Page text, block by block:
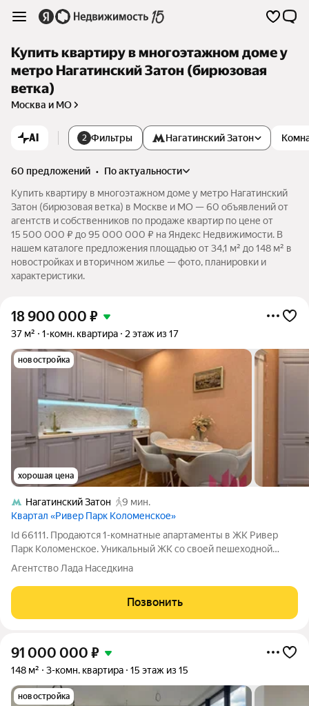
Купить квартиру в многоэтажном доме у
метро Нагатинский Затон (бирюзовая
ветка)
Москва и МО
AI 2 Фильтры Нагатинский Затон
60 предложений •
по актуальности
Купить квартиру в многоэтажном доме у метро Нагатинский
Затон (бирюзовая ветка) в Москве и МО — 60 объявлений от
агентств и собственников по продаже квартир по цене от
15 500 000 ₽ до 95 000 000 ₽ на Яндекс Недвижимости. В
нашем каталоге предложения площадью от 34,1 м² до 148 м² в
новостройках и вторичном жилье — фото, планировки и
характеристики.
18 900 000 ₽
37 м² 1-комн. квартира 2 этаж из 17
новостройка
хорошая цена
Нагатинский Затон
9 мин.
Квартал «Ривер Парк Коломенское»
Id 66111. Продаются 1-комнатные апартаменты в ЖК Ривер
Парк Коломенское. Уникальный ЖК со своей пешеходной
набережной, без машин. Оба окна с видом на затон, отличный
открытый вид на воду. Сделан качественный дизайнерский
ремонт. Практически вся
Агентство Лада Наседкина
Позвонить
91 000 000 ₽
148 м² 3-комн. квартира 15 этаж из 15
новостройка